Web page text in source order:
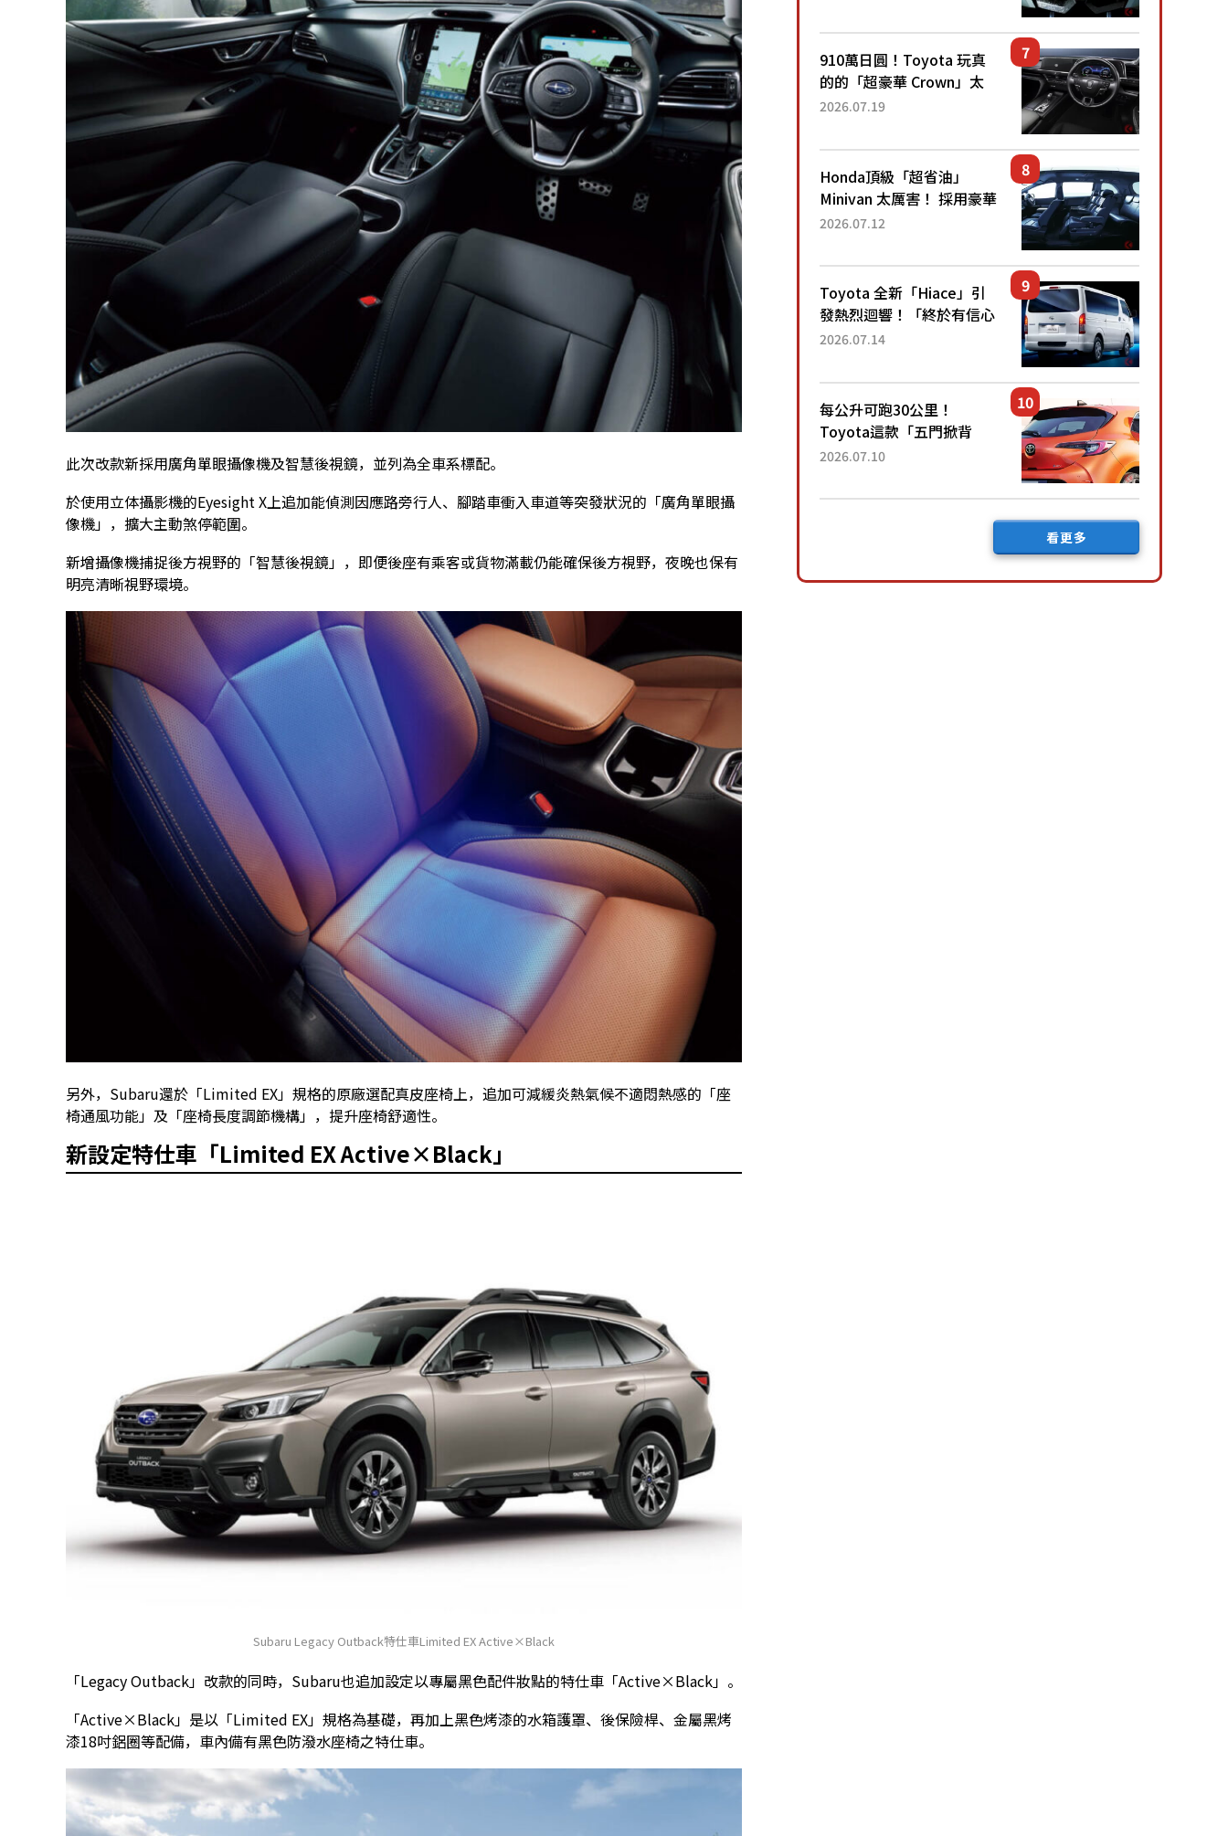
此次改款新採用廣角單眼攝像機及智慧後視鏡，並列為全車系標配。
於使用立体攝影機的Eyesight X上追加能偵測因應路旁行人、腳踏車衝入車道等突發狀況的「廣角單眼攝
像機」，擴大主動煞停範圍。
新增攝像機捕捉後方視野的「智慧後視鏡」，即便後座有乘客或貨物滿載仍能確保後方視野，夜晚也保有
明亮清晰視野環境。
另外，Subaru還於「Limited EX」規格的原廠選配真皮座椅上，追加可減緩炎熱氣候不適悶熱感的「座
椅通風功能」及「座椅長度調節機構」，提升座椅舒適性。
新設定特仕車「Limited EX Active×Black」
Subaru Legacy Outback特仕車Limited EX Active×Black
「Legacy Outback」改款的同時，Subaru也追加設定以專屬黑色配件妝點的特仕車「Active×Black」。
「Active×Black」是以「Limited EX」規格為基礎，再加上黑色烤漆的水箱護罩、後保險桿、金屬黑烤
漆18吋鋁圈等配備，車內備有黑色防潑水座椅之特仕車。
高階「Super Sport」車款
相同的...
910萬日圓！Toyota 玩真
的的「超豪華 Crown」太
厲害了！採用由「匠人技
運動化「底盤設定」！還配
備專屬豪華...
2026.07.19
Honda頂級「超省油」
Minivan 太厲害！ 採用豪華
「真皮座椅」與專屬「黑色
公里，兼具優異節能表現與
舒適「三...
2026.07.12
Toyota 全新「Hiace」引
發熱烈迴響！「終於有信心
下訂了！」「哪個等級交車
後竟然還要等「超過半年」
才能交車？...
2026.07.14
每公升可跑30公里！
Toyota這款「五門掀背
車」真的很厲害！ 擁有全
尺寸」，配備全面升級！
2026.07.10
看更多